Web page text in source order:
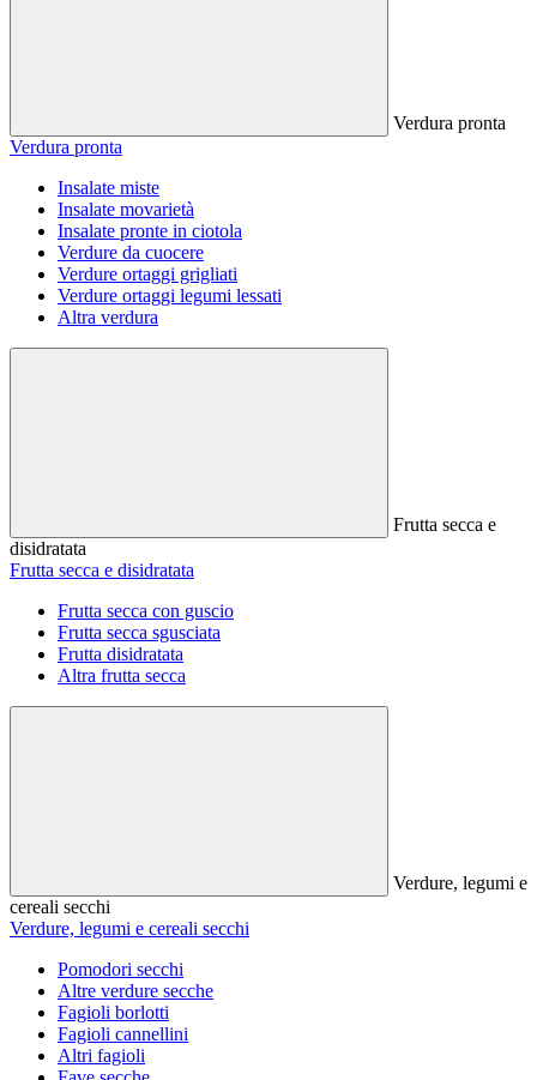
Verdura pronta
Verdura pronta
Insalate miste
Insalate movarietà
Insalate pronte in ciotola
Verdure da cuocere
Verdure ortaggi grigliati
Verdure ortaggi legumi lessati
Altra verdura
Frutta secca e
disidratata
Frutta secca e disidratata
Frutta secca con guscio
Frutta secca sgusciata
Frutta disidratata
Altra frutta secca
Verdure, legumi e
cereali secchi
Verdure, legumi e cereali secchi
Pomodori secchi
Altre verdure secche
Fagioli borlotti
Fagioli cannellini
Altri fagioli